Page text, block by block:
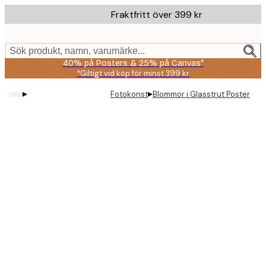
to
content.
Fraktfritt över 399 kr
Sök produkt, namn, varumärke...
40% på Posters & 25% på Canvas*
*Giltigt vid köp för minst 399 kr
▸ Fotokonst▸Blommor i Glasstrut Poster